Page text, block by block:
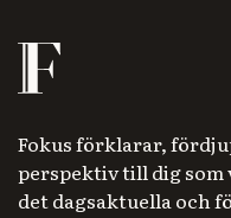
Fokus förklarar,
perspektiv till dig som
det dagsaktuella och